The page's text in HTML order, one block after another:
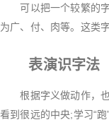
可以把一个较繁的字
为广、付、肉等。这类
表演识字法
根据字义做动作，也
看到很远的中央;学习“